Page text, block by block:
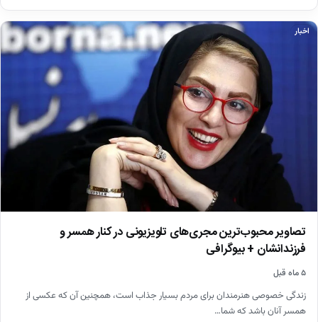
اخبار
تصاویر محبوب‌ترین مجری‌های تلویزیونی در کنار همسر و
فرزندانشان + بیوگرافی
۵ ماه قبل
زندگی خصوصی هنرمندان برای مردم بسیار جذاب است، همچنین آن که عکسی از
همسر آنان باشد که شما…